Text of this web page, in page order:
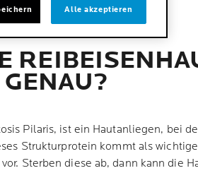
Pilaris, ist ein Hautanliegen, bei
Strukturprotein kommt als
Sterben diese ab, dann kann die
Alle akzeptieren